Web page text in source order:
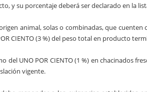
y su porcentaje deberá ser declarado en la
animal, solas o combinadas, que cuenten
CIENTO (3 %) del peso total en producto
UNO POR CIENTO (1 %) en chacinados
vigente.